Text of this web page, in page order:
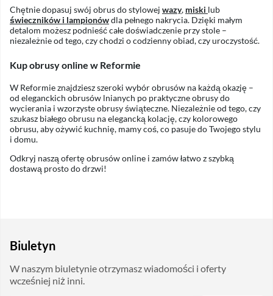
Chętnie dopasuj swój obrus do stylowej wazy, miski lub
świeczników i lampionówdla pełnego nakrycia. Dzięki małym
detalom możesz podnieść całe doświadczenie przy stole –
niezależnie od tego, czy chodzi o codzienny obiad, czy uroczystość.
Kup obrusy online w Reformie
W Reformie znajdziesz szeroki wybór obrusów na każdą okazję –
od eleganckich obrusów lnianych po praktyczne obrusy do
wycierania i wzorzyste obrusy świąteczne. Niezależnie od tego, czy
szukasz białego obrusu na elegancką kolację, czy kolorowego
obrusu, aby ożywić kuchnię, mamy coś, co pasuje do Twojego stylu
i domu.
Odkryj naszą ofertę obrusów online i zamów łatwo z szybką
dostawą prosto do drzwi!
Biuletyn
W naszym biuletynie otrzymasz wiadomości i oferty
wcześniej niż inni.